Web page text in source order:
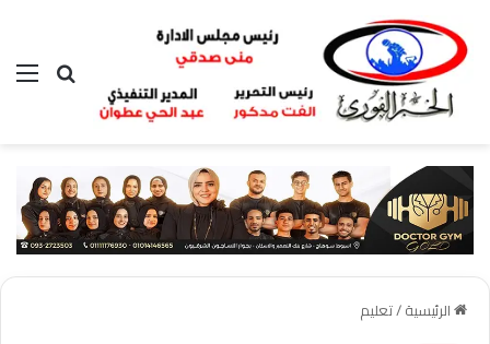
بحث عن
الرئيسية/تعليم